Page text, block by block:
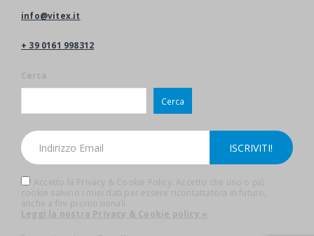
info@vitex.it
+ 39 0161 998312
Cerca
Cerca
Accetto la Privacy & Cookie Policy. Accetto che uno o più
cookie salvino i miei dati per essere ricontattato/a in futuro,
anche a fini promozionali.
Leggi la nostra Privacy & Cookie policy »